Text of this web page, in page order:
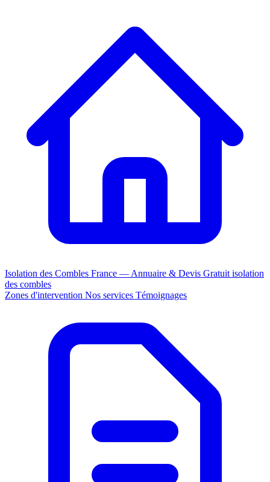
Isolation des Combles France — Annuaire & Devis Gratuit isolation
des combles
Zones d'intervention Nos services Témoignages